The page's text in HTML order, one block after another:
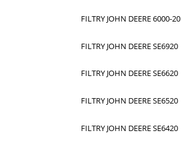
FILTRY JOHN DEERE 6000-20
FILTRY JOHN DEERE SE6920
FILTRY JOHN DEERE SE6620
FILTRY JOHN DEERE SE6520
FILTRY JOHN DEERE SE6420